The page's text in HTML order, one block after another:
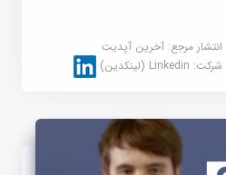
انتشار مرجع:آخرین آپدیت
شرکت:Linkedin (لینکدین)